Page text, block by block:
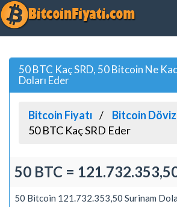
50 BTC Kaç SRD, 50 Bitcoin Ne
Doları Eder
Bitcoin Fiyatı
Bitcoin
50 BTC Kaç SRD Eder
50 BTC =
50 Bitcoin 121.732.353,50 Surinam